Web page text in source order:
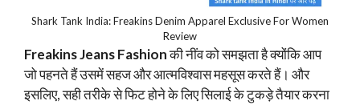
Shark Tank India: Freakins Denim Apparel Exclusive For Women
Review
Freakins Jeans Fashionकी नींव को समझता है क्योंकि आप
जो पहनते हैं उसमें सहज और आत्मविश्वास महसूस करते हैं। और
इसलिए, सही तरीके से फिट होने के लिए सिलाई के टुकड़े तैयार करना